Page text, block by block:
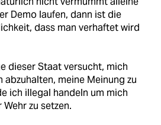
Demo laufen, dann ist die
dass man verhaftet wird
dieser Staat versucht, mich
abzuhalten, meine Meinung zu
ich illegal handeln um mich
zu setzen.